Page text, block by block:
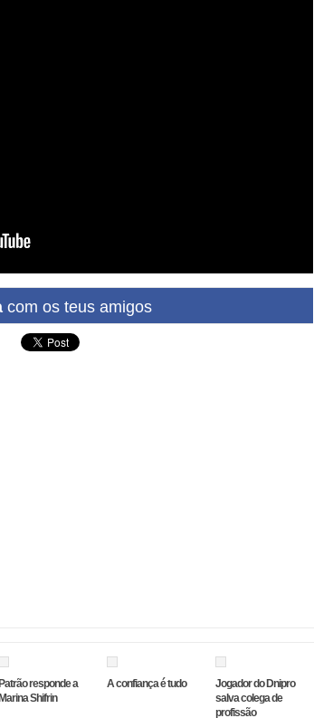
com os teus amigos
Patrão responde a
Marina Shifrin
A confiança é tudo
Jogador do Dnipro
salva colega de
profissão